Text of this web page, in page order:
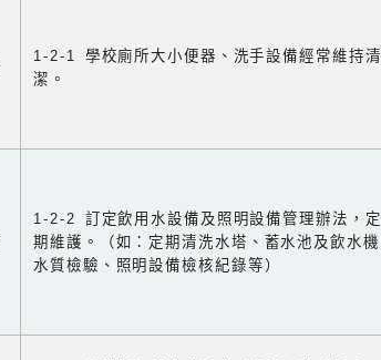
1-2-1 學校廁所大小便器、洗手設備經常維持清
潔。
1-2-2 訂定飲用水設備及照明設備管理辦法，定
期維護。（如：定期清洗水塔、蓄水池及飲水機
水質檢驗、照明設備檢核紀錄等）